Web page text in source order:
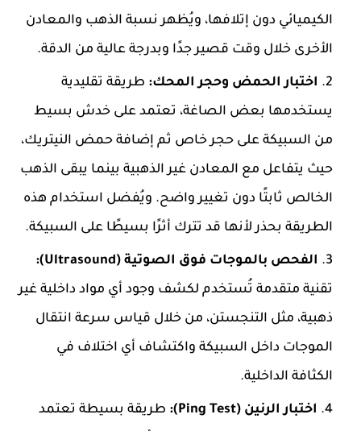
الكيميائي دون إتلافها، ويُظهر نسبة الذهب والمعادن
الأخرى خلال وقت قصير جدًا وبدرجة عالية من الدقة.
اختبار الحمض وحجر المحك: طريقة تقليدية
يستخدمها بعض الصاغة، تعتمد على خدش بسيط
من السبيكة على حجر خاص ثم إضافة حمض النيتريك،
حيث يتفاعل مع المعادن غير الذهبية بينما يبقى الذهب
الخالص ثابتًا دون تغيير واضح. ويُفضل استخدام هذه
الطريقة بحذر لأنها قد تترك أثرًا بسيطًا على السبيكة.
الفحص بالموجات فوق الصوتية (Ultrasound):
تقنية متقدمة تُستخدم لكشف وجود أي مواد داخلية غير
ذهبية، مثل التنجستن، من خلال قياس سرعة انتقال
الموجات داخل السبيكة واكتشاف أي اختلاف في
الكثافة الداخلية.
اختبار الرنين (Ping Test):
طريقة بسيطة تعتمد